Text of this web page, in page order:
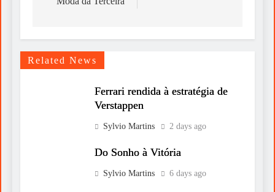
Related News
Ferrari rendida à estratégia de
Verstappen
Sylvio Martins 2 days ago
Do Sonho à Vitória
Sylvio Martins 6 days ago